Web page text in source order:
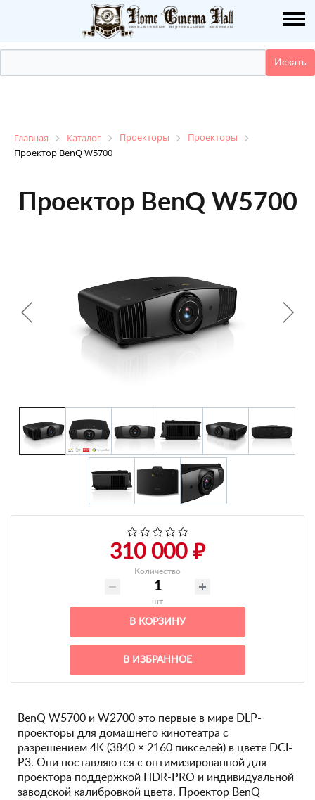
Главная Каталог Проекторы
Проекторы
Проектор BenQ W5700
О НАС
КАТАЛОГ
ДЕМО ЗАЛ
+7 495-951-3751
+7 495-951-3646
Проектор BenQ W5700
310 000 ₽
Количество
шт
В КОРЗИНУ
В ИЗБРАННОЕ
BenQ W5700 и W2700 это первые в мире DLP-
проекторы для домашнего кинотеатра с
разрешением 4K (3840 × 2160 пикселей) в цвете DCI-
P3. Они поставляются с оптимизированной для
проектора поддержкой HDR-PRO и индивидуальной
заводской калибровкой цвета. Проектор BenQ